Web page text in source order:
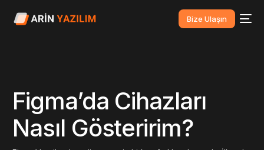
Bize Ulaşın
Figma’da Cihazları
Nasıl Gösteririm?